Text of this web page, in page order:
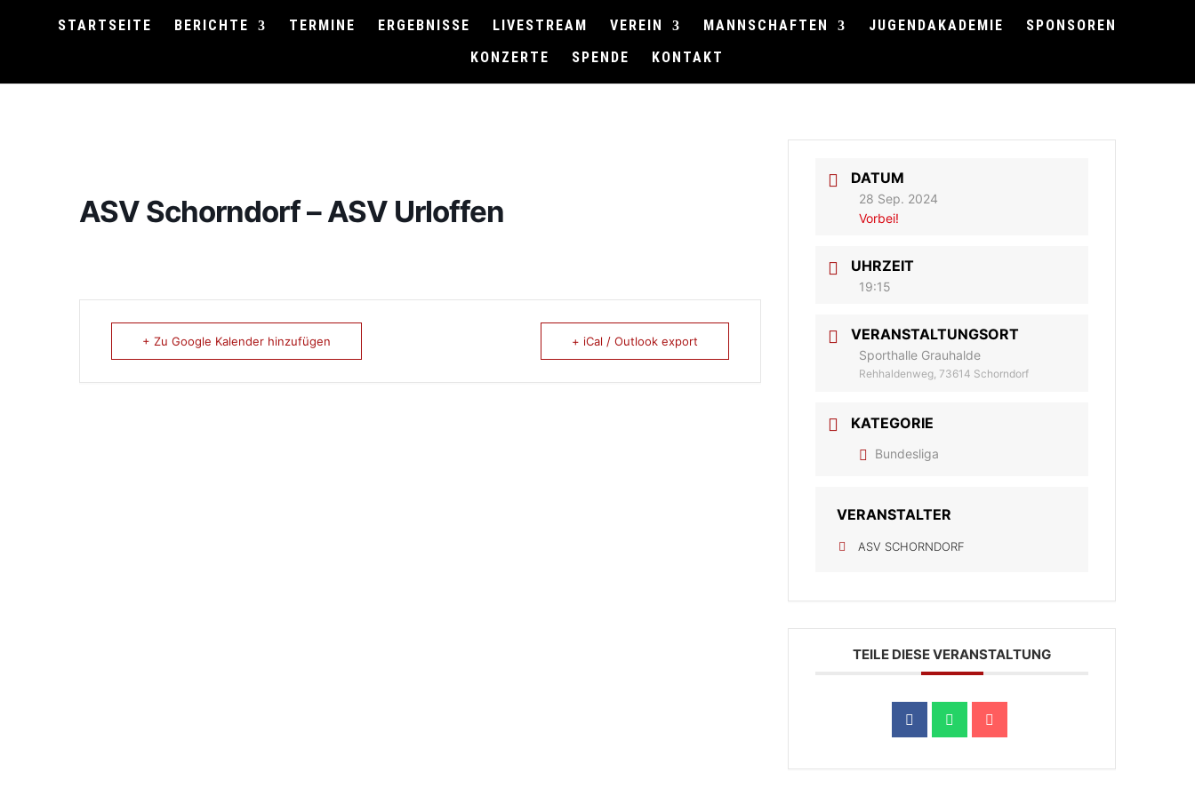
STARTSEITE BERICHTE TERMINE ERGEBNISSE LIVESTREAM VEREIN MANNSCHAFTEN JUGENDAKADEMIE
SPONSOREN
KONZERTE
SPENDE KONTAKT
ASV Schorndorf – ASV Urloffen
+ Zu Google Kalender hinzufügen + iCal / Outlook export
DATUM
28 Sep. 2024
Vorbei!
UHRZEIT
19:15
VERANSTALTUNGSORT
Sporthalle Grauhalde
Rehhaldenweg, 73614 Schorndorf
KATEGORIE
Bundesliga
VERANSTALTER
ASV SCHORNDORF
TEILE DIESE VERANSTALTUNG